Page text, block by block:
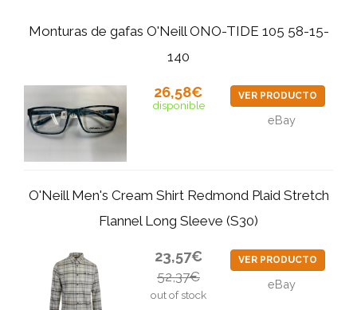
Monturas de gafas O'Neill ONO-TIDE 105 58-15-
140
26,58€
disponible
VER PRODUCTO
eBay
O'Neill Men's Cream Shirt Redmond Plaid Stretch
Flannel Long Sleeve (S30)
23,57€
52,37€
out of stock
VER PRODUCTO
eBay